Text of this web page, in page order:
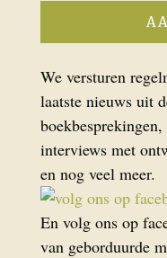
We versturen
laatste nieuws uit
interviews met
en nog veel meer.
En volg ons op
van geborduurde